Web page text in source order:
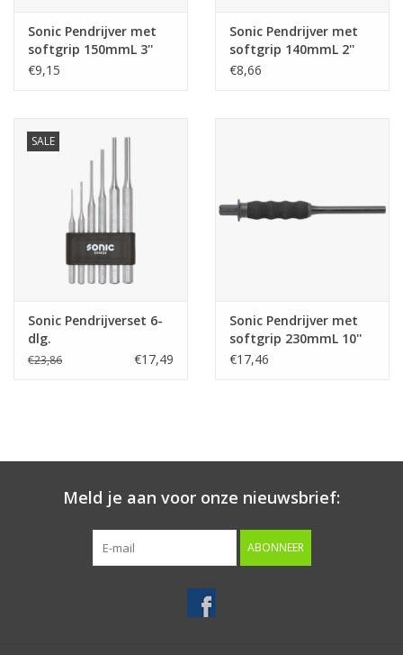
Sonic Pendrijver met
softgrip 150mmL 3''
€9,15
Sonic Pendrijver met
softgrip 140mmL 2''
€8,66
SALE
Sonic Pendrijverset 6-
dlg.
€23,86 €17,49
Sonic Pendrijver met
softgrip 230mmL 10''
€17,46
Meld je aan voor onze nieuwsbrief:
ABONNEER